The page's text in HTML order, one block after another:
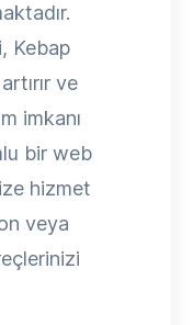
Kebap
ve
imkanı
bir web
hizmet
veya